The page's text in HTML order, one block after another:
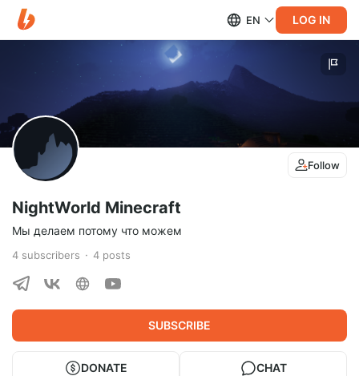
EN LOG IN
Follow
NightWorld Minecraft
Мы делаем потому что можем
4 subscribers 4 posts
SUBSCRIBE
DONATE CHAT